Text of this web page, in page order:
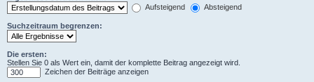
Aufsteigend
Absteigend
Suchzeitraum begrenzen:
Die ersten:
Stellen Sie 0 als Wert ein, damit der komplette Beitrag angezeigt wird.
Zeichen der Beiträge anzeigen